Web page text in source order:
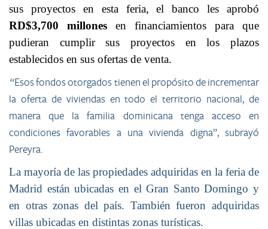
sus proyectos en esta feria, el banco les aprobó
RD$3,700 millones en financiamientos para que
pudieran cumplir sus proyectos en los plazos
establecidos en sus ofertas de venta.
“Esos fondos otorgados tienen el propósito de incrementar
la oferta de viviendas en todo el territorio nacional, de
manera que la familia dominicana tenga acceso en
condiciones favorables a una vivienda digna”, subrayó
Pereyra.
La mayoría de las propiedades adquiridas en la feria de
Madrid están ubicadas en el Gran Santo Domingo y
en otras zonas del país. También fueron adquiridas
villas ubicadas en distintas zonas turísticas.